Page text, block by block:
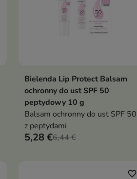
Dodaj do koszyka
Bielenda Lip Protect Balsam
ochronny do ust SPF 50
peptydowy 10 g
Balsam ochronny do ust SPF 50
z peptydami
5,28 €6,44 €
favorite_border